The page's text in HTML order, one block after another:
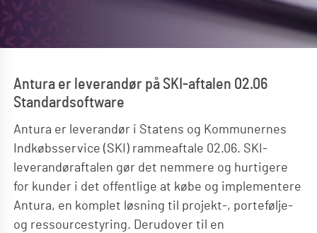
Antura er leverandør på SKI-aftalen 02.06
Standardsoftware
Antura er leverandør i Statens og Kommunernes
Indkøbsservice (SKI) rammeaftale 02.06. SKI-
leverandøraftalen gør det nemmere og hurtigere
for kunder i det offentlige at købe og implementere
Antura, en komplet løsning til projekt-, portefølje-
og ressourcestyring. Derudover til en